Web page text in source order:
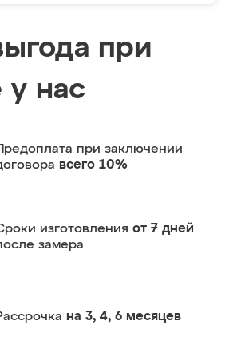
при
у нас
при заключении
всего 10%
изготовления от 7 дней
замера
на 3, 4, 6 месяцев